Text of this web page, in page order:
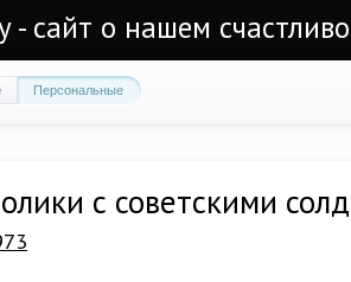
- сайт о нашем
Персональные
с советскими